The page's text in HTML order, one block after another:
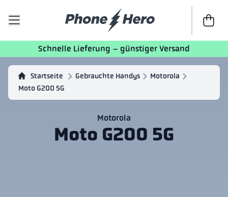
Zur Kasse
Schnelle Lieferung – günstiger Versand
Startseite Gebrauchte Handys
Motorola
Moto G200 5G
Motorola
Moto G200 5G